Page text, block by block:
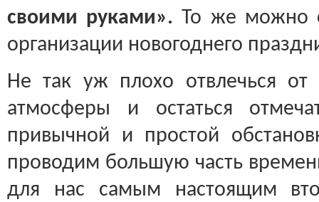
своими руками». То же можно
организации новогоднего
Не так уж плохо отвлечься от
атмосферы и остаться
привычной и простой
проводим большую часть
для нас самым настоящим